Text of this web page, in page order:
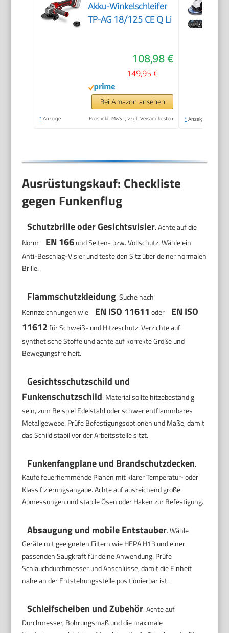
Akku-Winkelschleifer
TP-AG 18/125 CE Q Li
108,98 €
149,95 €
Bei Amazon ansehen
* Anzeige Preis inkl. MwSt., zzgl. Versandkosten * Anzeige
Ausrüstungskauf: Checkliste
gegen Funkenflug
Schutzbrille oder Gesichtsvisier. Achte auf die
Norm
EN 166und Seiten- bzw. Vollschutz. Wähle ein
Anti-Beschlag-Visier und teste den Sitz über deiner normalen
Brille.
Flammschutzkleidung. Suche nach
Kennzeichnungen wie
EN ISO 11611 oder
EN ISO
11612für Schweiß- und Hitzeschutz. Verzichte auf
synthetische Stoffe und achte auf korrekte Größe und
Bewegungsfreiheit.
Gesichtsschutzschild und
Funkenschutzschild. Material sollte hitzebeständig
sein, zum Beispiel Edelstahl oder schwer entflammbares
Metallgewebe. Prüfe Befestigungsoptionen und Maße, damit
das Schild stabil vor der Arbeitsstelle sitzt.
Funkenfangplane und Brandschutzdecken.
Kaufe feuerhemmende Planen mit klarer Temperatur- oder
Klassifizierungsangabe. Achte auf ausreichend große
Abmessungen und stabile Ösen oder Haken zur Befestigung.
Absaugung und mobile Entstauber. Wähle
Geräte mit geeigneten Filtern wie HEPA H13 und einer
passenden Saugkraft für deine Anwendung. Prüfe
Schlauchdurchmesser und Anschlüsse, damit die Einheit
nahe an der Entstehungsstelle positionierbar ist.
Schleifscheiben und Zubehör. Achte auf
Durchmesser, Bohrungsmaß und die maximale